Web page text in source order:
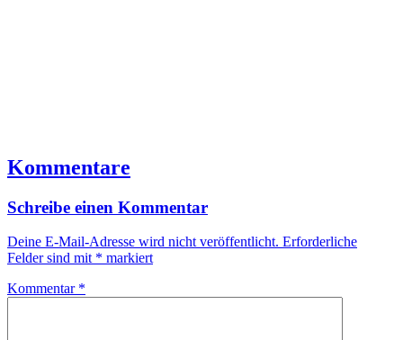
Kommentare
Schreibe einen Kommentar
Deine E-Mail-Adresse wird nicht veröffentlicht. Erforderliche
Felder sind mit * markiert
Kommentar *